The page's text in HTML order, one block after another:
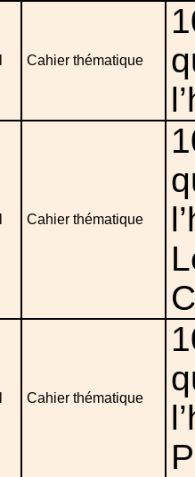
Cahier thématique
Cahier thématique
Cahier thématique